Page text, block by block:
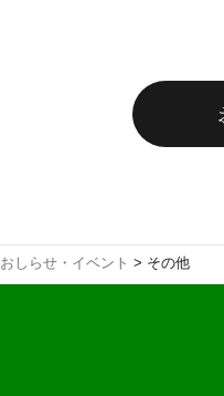
おしらせ・イベント > その他